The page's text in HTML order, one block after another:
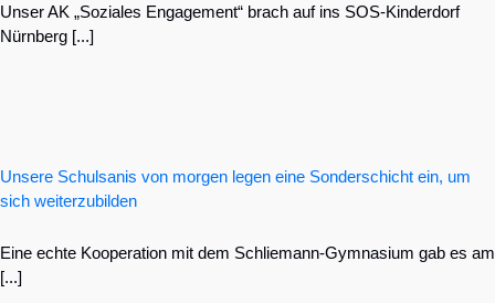
Unser AK „Soziales Engagement“ brach auf ins SOS-Kinderdorf
Nürnberg [...]
Unsere Schulsanis von morgen legen eine Sonderschicht ein, um
sich weiterzubilden
Eine echte Kooperation mit dem Schliemann-Gymnasium gab es am
[...]